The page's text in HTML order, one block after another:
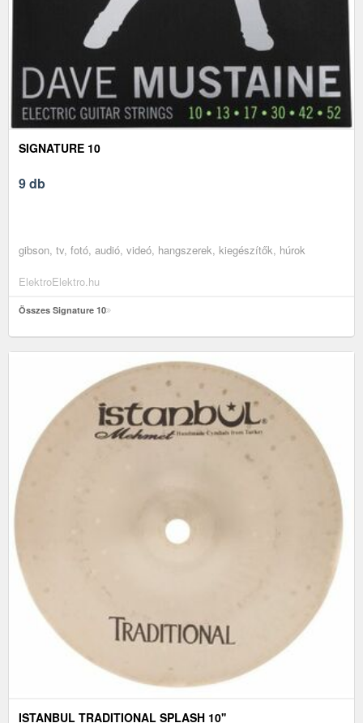
SIGNATURE 10
9 db
gibson, tv, fotó, audió, videó, hangszerek, kiegészítők, húrok
ElektroElektro.hu
Összes Signature 10
ISTANBUL TRADITIONAL SPLASH 10''